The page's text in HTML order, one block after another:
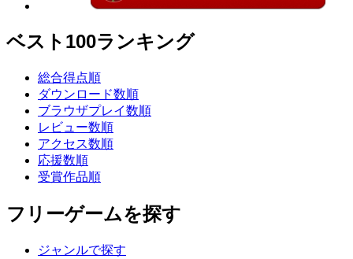
ベスト100ランキング
総合得点順
ダウンロード数順
ブラウザプレイ数順
レビュー数順
アクセス数順
応援数順
受賞作品順
フリーゲームを探す
ジャンルで探す